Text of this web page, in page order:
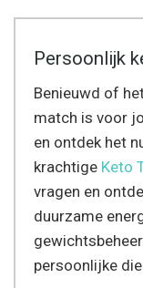
Persoonlijk
Benieuwd of
match is voor
en ontdek het
krachtige Keto
vragen en
duurzame
persoonlijke